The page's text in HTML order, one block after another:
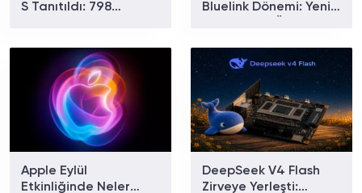
S Tanıtıldı: 798
Ve Fiyatı
Bluelink Dönemi: Yeni
Apple Eylül
Etkinliğinde Neler
DeepSeek V4 Flash
Zirveye Yerleşti: